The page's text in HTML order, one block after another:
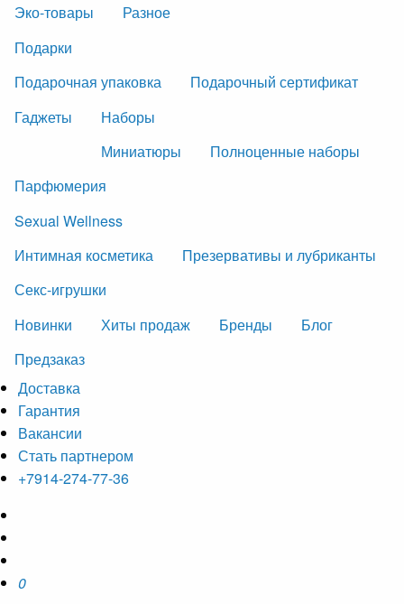
Эко-товары
Разное
Подарки
Подарочная упаковка
Подарочный сертификат
Гаджеты
Наборы
Миниатюры
Полноценные наборы
Парфюмерия
Sexual Wellness
Интимная косметика
Презервативы и лубриканты
Секс-игрушки
Новинки
Хиты продаж Бренды
Блог
Предзаказ
Доставка
Гарантия
Вакансии
Стать партнером
+7914-274-77-36
0